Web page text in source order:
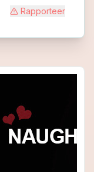
Rapporteer